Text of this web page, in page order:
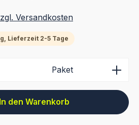
Versandkosten
Lieferzeit 2-5 Tage
den gewünschten Wert ein
Paket
In den Warenkorb